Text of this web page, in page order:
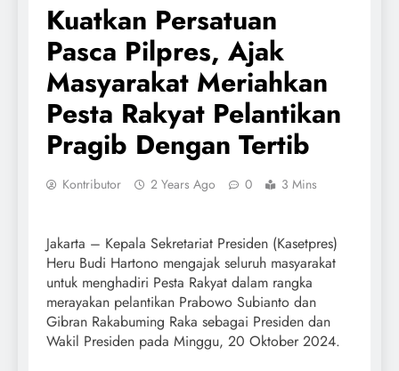
Kuatkan Persatuan
Pasca Pilpres, Ajak
Masyarakat Meriahkan
Pesta Rakyat Pelantikan
Pragib Dengan Tertib
Kontributor 2 Years Ago 0 3 Mins
Jakarta – Kepala Sekretariat Presiden (Kasetpres)
Heru Budi Hartono mengajak seluruh masyarakat
untuk menghadiri Pesta Rakyat dalam rangka
merayakan pelantikan Prabowo Subianto dan
Gibran Rakabuming Raka sebagai Presiden dan
Wakil Presiden pada Minggu, 20 Oktober 2024.